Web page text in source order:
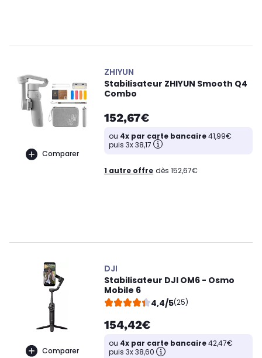
Comparer
ZHIYUN
Stabilisateur ZHIYUN Smooth Q4
Combo
152,67€
ou 4x par carte bancaire41,99€
puis 3x 38,17
1 autre offre dès 152,67€
Comparer
DJI
Stabilisateur DJI OM6 - Osmo
Mobile 6
4,4/5(25)
154,42€
ou 4x par carte bancaire42,47€
puis 3x 38,60